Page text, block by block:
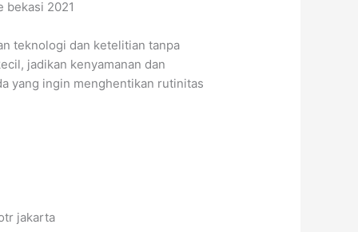
teknologi dan ketelitian tanpa
jadikan kenyamanan dan
yang ingin menghentikan rutinitas
jakarta